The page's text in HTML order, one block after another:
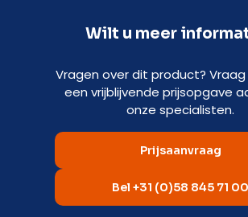
Wilt u meer
Vragen over dit product?
een vrijblijvende prijsopgave
onze specialisten.
Prijsaanvraag
Bel +31 (0)58 845 71 00